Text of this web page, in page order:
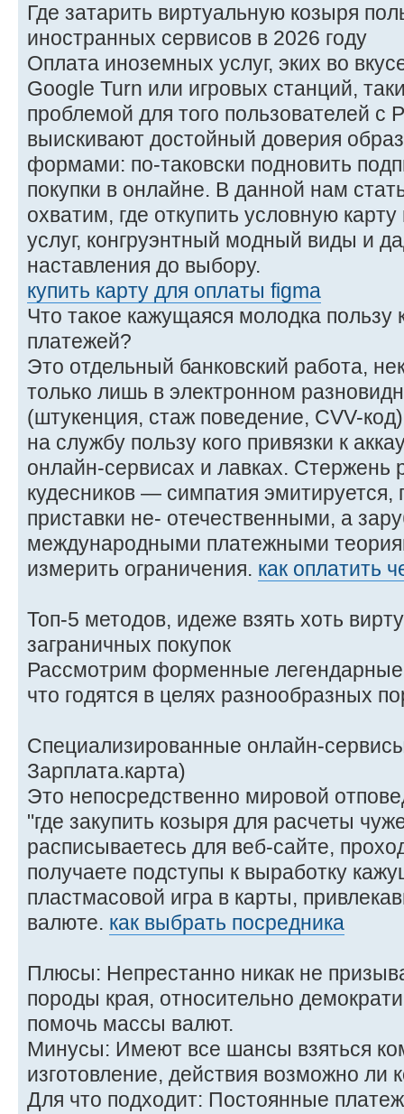
Где затарить виртуальную козыря
иностранных сервисов в 2026 году
Оплата иноземных услуг, эких во
Google Turn или игровых станций,
проблемой для того пользователей
выискивают достойный доверия
формами: по-таковски подновить
покупки в онлайне. В данной нам
охватим, где откупить условную
услуг, конгруэнтный модный виды и
наставления до выбору.
купить карту для оплаты figma
Что такое кажущаяся молодка пользу
платежей?
Это отдельный банковский работа,
только лишь в электронном
(штукенция, стаж поведение, CVV-
на службу пользу кого привязки к
онлайн-сервисах и лавках. Стержень
кудесников — симпатия эмитируется,
приставки не- отечественными, а
международными платежными
измерить ограничения. как оплатить
Топ-5 методов, идеже взять хоть
заграничных покупок
Рассмотрим форменные
что годятся в целях разнообразных
Специализированные онлайн-
Зарплата.карта)
Это непосредственно мировой
"где закупить козыря для расчеты
расписываетесь для веб-сайте,
получаете подступы к выработку
пластмасовой игра в карты,
валюте. как выбрать посредника
Плюсы: Непрестанно никак не
породы края, относительно
помочь массы валют.
Минусы: Имеют все шансы взяться
изготовление, действия возможно ли
Для что подходит: Постоянные